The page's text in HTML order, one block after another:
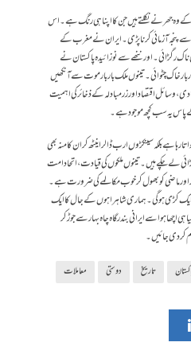
جھرنے نکلتے ہیں جن کا اپنا ہی رنگ ہے۔ اس
سے پنجہ آزمائی کرنا پڑی۔ ایران نے مغرب کے
ناک رگڑائی۔ اور ننھے سے نو زائیدہ پاکستان نے
بار خاک چٹوائی۔ تینوں ملک بار بار موت سے آنکھیں
وسائل اقتصاد اور زر مبادلہ کے ذخائر کی اہمیت
پاس یہ سب کچھ موجود ہے۔
ہے بلکہ سینکڑوں ارب ڈالر اینٹھ کر ان کا منہ بھی
لے چکے ہیں۔ تینوں ملکوں کی قیادت، اتحاد امت
کر اور ماضی کو بھول کر خوب مکالمے کی ضرورت ہے۔
ایک کڑی ہوگی۔ ہماری شاہراہوں کے جال کا ایک
ہو اسے ایرانی بندرگاہ چا ہ بہار سے جوڑ کر
کر دی جائیں۔
تاریخ دوستی معاملات